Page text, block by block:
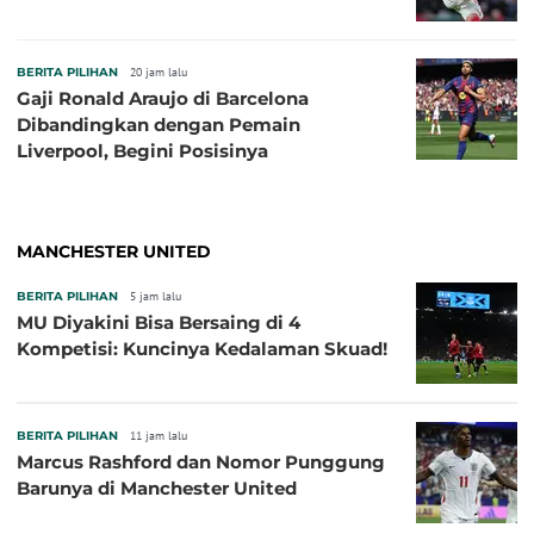
BERITA PILIHAN 20 jam lalu
Gaji Ronald Araujo di Barcelona
Dibandingkan dengan Pemain
Liverpool, Begini Posisinya
MANCHESTER UNITED
BERITA PILIHAN 5 jam lalu
MU Diyakini Bisa Bersaing di 4
Kompetisi: Kuncinya Kedalaman Skuad!
BERITA PILIHAN 11 jam lalu
Marcus Rashford dan Nomor Punggung
Barunya di Manchester United